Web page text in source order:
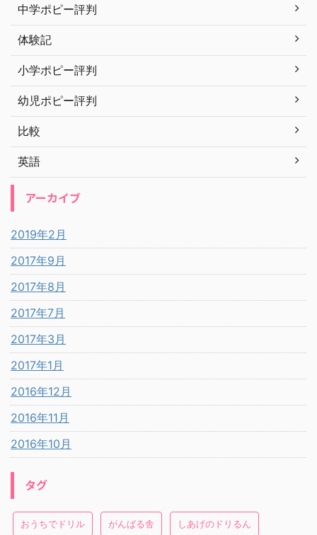
中学ポピー評判
体験記
小学ポピー評判
幼児ポピー評判
比較
英語
アーカイブ
2019年2月
2017年9月
2017年8月
2017年7月
2017年3月
2017年1月
2016年12月
2016年11月
2016年10月
タグ
おうちでドリル がんばる舎 しあげのドリるん